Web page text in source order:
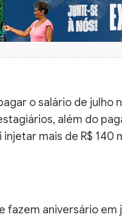
o salário de
além do
mais de R$
fazem aniversário